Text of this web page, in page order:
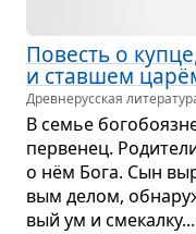
Повесть о
и став­шем
Древне­русская
В семье
пер­ве­нец.
о нём Бога. Сын
вым делом,
вый ум и сме­калку...